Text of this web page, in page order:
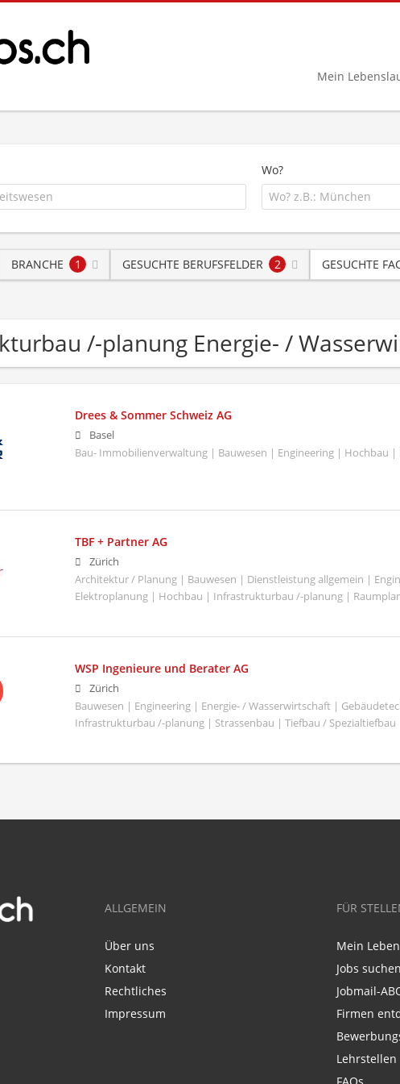
Mein
Wo?
BRANCHE 1 GESUCHTE BERUFSFELDER 2 GESUCHTE
/-planung Energie- /
Drees & Sommer Schweiz AG
Basel
Bau- Immobilienverwaltung | Bauwesen | Engineering | Hochbau
TBF + Partner AG
Zürich
Architektur / Planung | Bauwesen | Dienstleistung allgemein |
Elektroplanung | Hochbau | Infrastrukturbau /-planung |
WSP Ingenieure und Berater AG
Zürich
Bauwesen | Engineering | Energie- / Wasserwirtschaft |
Infrastrukturbau /-planung | Strassenbau | Tiefbau / Spezialtiefbau
ALLGEMEIN
Über uns
Kontakt
Rechtliches
Impressum
FÜR
Mein
Jobs suchen
Jobmail-
Firmen
Lehrstellen